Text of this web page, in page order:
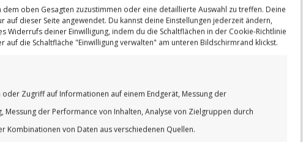
dem oben Gesagten zuzustimmen oder eine detaillierte Auswahl zu treffen. Deine
auf dieser Seite angewendet. Du kannst deine Einstellungen jederzeit ändern,
Widerrufs deiner Einwilligung, indem du die Schaltflächen in der Cookie-Richtlinie
auf die Schaltfläche "Einwilligung verwalten" am unteren Bildschirmrand klickst.
oder Zugriff auf Informationen auf einem Endgerät, Messung der
Messung der Performance von Inhalten, Analyse von Zielgruppen durch
Kombinationen von Daten aus verschiedenen Quellen.